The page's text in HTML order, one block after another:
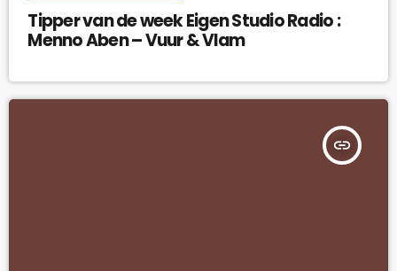
Tipper van de week Eigen Studio Radio :
Menno Aben – Vuur & Vlam
insert_link